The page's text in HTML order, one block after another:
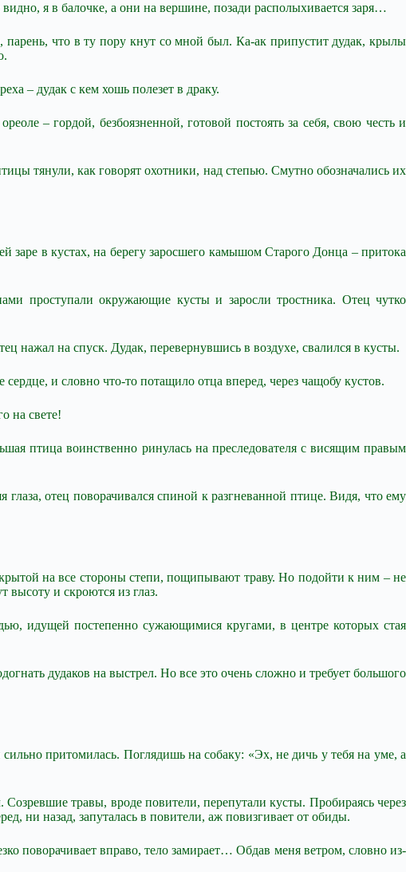
я в балочке, а они на вершине, позади располыхивается заря…
что в ту пору кнут со мной был. Ка-ак припустит дудак, крылы
– дудак с кем хошь полезет в драку.
– гордой, безбоязненной, готовой постоять за себя, свою честь и
тянули, как говорят охотники, над степью. Смутно обозначались их
заре в кустах, на берегу заросшего камышом Старого Донца – притока
проступали окружающие кусты и заросли тростника. Отец чутко
нажал на спуск. Дудак, перевернувшись в воздухе, свалился в кусты.
и словно что-то потащило отца вперед, через чащобу кустов.
на свете!
птица воинственно ринулась на преследователя с висящим правым
отец поворачивался спиной к разгневанной птице. Видя, что ему
на все стороны степи, пощипывают траву. Но подойти к ним – не
высоту и скроются из глаз.
идущей постепенно сужающимися кругами, в центре которых стая
дудаков на выстрел. Но все это очень сложно и требует большого
притомилась. Поглядишь на собаку: «Эх, не дичь у тебя на уме, а
травы, вроде повители, перепутали кусты. Пробираясь через
ни назад, запуталась в повители, аж повизгивает от обиды.
поворачивает вправо, тело замирает… Обдав меня ветром, словно из-